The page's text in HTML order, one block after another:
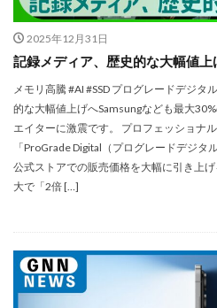
2025年12月31日
記録メディア、歴史的な大幅値上
メモリ高騰 #AI #SSD プログレードデジタ
的な大幅値上げへSamsungなども最大
エイターに激震です。 プロフェッショナ
「ProGrade Digital（プログレードデジ
公式ストアでの販売価格を大幅に引き上
大で「2倍 […]
FE16mm F1.8 G
FE400-
FX
FX5
GalaxyＳ25 ultra
GalaxyＳ
GooglePixel
GPT-5.6
Hasselblad X2D II 100C
Instagram
iOS iOS 16
iOS 17.4
iOS 18.3 iOS
iOS16
iPhone 14 Pro
iPhone 14
iPhone 18 Pro 機密情報流出
iPhone 2026